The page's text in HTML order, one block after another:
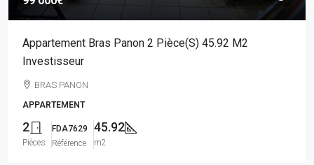
Appartement Bras Panon 2 Pièce(s) 45.92 M2
Investisseur
BRAS PANON
APPARTEMENT
2
Pièces
FDA7629
Référence
45.92
m2